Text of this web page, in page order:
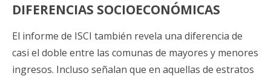
DIFERENCIAS SOCIOECONÓMICAS
El informe de ISCI también revela una diferencia de
casi el doble entre las comunas de mayores y menores
ingresos. Incluso señalan que en aquellas de estratos